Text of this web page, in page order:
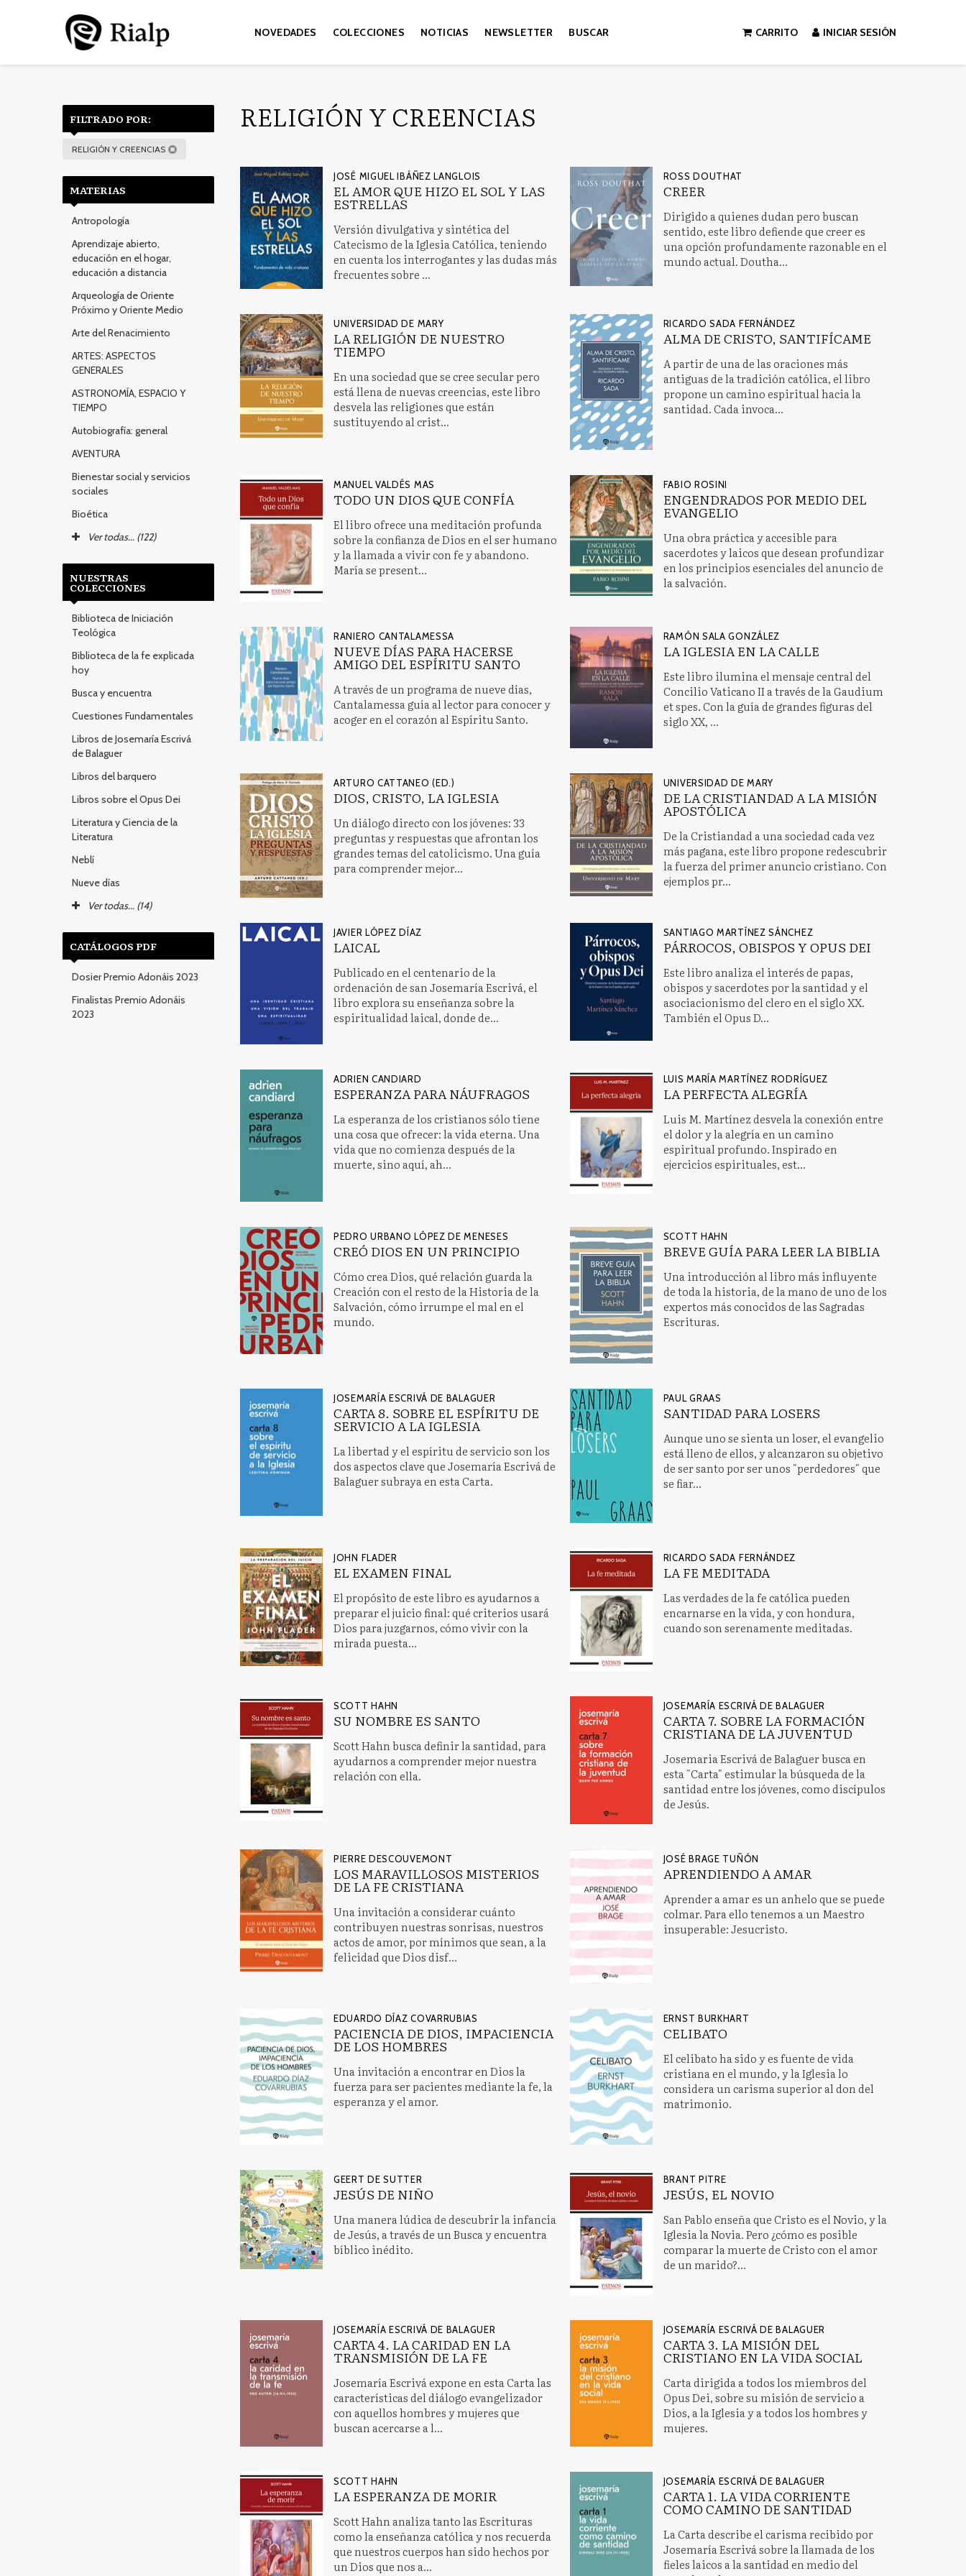
NOVEDADES COLECCIONES NOTICIAS NEWSLETTER BUSCAR CARRITO INICIAR SESIÓN
FILTRADO POR:
RELIGIÓN Y CREENCIAS
MATERIAS
Antropología
Aprendizaje abierto,
educación en el hogar,
educación a distancia
Arqueología de Oriente
Próximo y Oriente Medio
Arte del Renacimiento
ARTES: ASPECTOS
GENERALES
ASTRONOMÍA, ESPACIO Y
TIEMPO
Autobiografía: general
AVENTURA
Bienestar social y servicios
sociales
Bioética
Ver todas... (122)
NUESTRAS
COLECCIONES
Biblioteca de Iniciación
Teológica
Biblioteca de la fe explicada
hoy
Busca y encuentra
Cuestiones Fundamentales
Libros de Josemaría Escrivá
de Balaguer
Libros del barquero
Libros sobre el Opus Dei
Literatura y Ciencia de la
Literatura
Neblí
Nueve días
Ver todas... (14)
CATÁLOGOS PDF
Dosier Premio Adonáis 2023
Finalistas Premio Adonáis
2023
RELIGIÓN Y CREENCIAS
JOSÉ MIGUEL IBÁÑEZ LANGLOIS
EL AMOR QUE HIZO EL SOL Y LAS
ESTRELLAS
Versión divulgativa y sintética del
Catecismo de la Iglesia Católica, teniendo
en cuenta los interrogantes y las dudas más
frecuentes sobre ...
ROSS DOUTHAT
CREER
Dirigido a quienes dudan pero buscan
sentido, este libro defiende que creer es
una opción profundamente razonable en el
mundo actual. Doutha...
UNIVERSIDAD DE MARY
LA RELIGIÓN DE NUESTRO
TIEMPO
En una sociedad que se cree secular pero
está llena de nuevas creencias, este libro
desvela las religiones que están
sustituyendo al crist...
RICARDO SADA FERNÁNDEZ
ALMA DE CRISTO, SANTIFÍCAME
A partir de una de las oraciones más
antiguas de la tradición católica, el libro
propone un camino espiritual hacia la
santidad. Cada invoca...
MANUEL VALDÉS MAS
TODO UN DIOS QUE CONFÍA
El libro ofrece una meditación profunda
sobre la confianza de Dios en el ser humano
y la llamada a vivir con fe y abandono.
María se present...
FABIO ROSINI
ENGENDRADOS POR MEDIO DEL
EVANGELIO
Una obra práctica y accesible para
sacerdotes y laicos que desean profundizar
en los principios esenciales del anuncio de
la salvación.
RANIERO CANTALAMESSA
NUEVE DÍAS PARA HACERSE
AMIGO DEL ESPÍRITU SANTO
A través de un programa de nueve días,
Cantalamessa guía al lector para conocer y
acoger en el corazón al Espíritu Santo.
RAMÓN SALA GONZÁLEZ
LA IGLESIA EN LA CALLE
Este libro ilumina el mensaje central del
Concilio Vaticano II a través de la Gaudium
et spes. Con la guía de grandes figuras del
siglo XX, ...
ARTURO CATTANEO (ED.)
DIOS, CRISTO, LA IGLESIA
Un diálogo directo con los jóvenes: 33
preguntas y respuestas que afrontan los
grandes temas del catolicismo. Una guía
para comprender mejor...
UNIVERSIDAD DE MARY
DE LA CRISTIANDAD A LA MISIÓN
APOSTÓLICA
De la Cristiandad a una sociedad cada vez
más pagana, este libro propone redescubrir
la fuerza del primer anuncio cristiano. Con
ejemplos pr...
JAVIER LÓPEZ DÍAZ
LAICAL
Publicado en el centenario de la
ordenación de san Josemaría Escrivá, el
libro explora su enseñanza sobre la
espiritualidad laical, donde de...
SANTIAGO MARTÍNEZ SÁNCHEZ
PÁRROCOS, OBISPOS Y OPUS DEI
Este libro analiza el interés de papas,
obispos y sacerdotes por la santidad y el
asociacionismo del clero en el siglo XX.
También el Opus D...
ADRIEN CANDIARD
ESPERANZA PARA NÁUFRAGOS
La esperanza de los cristianos sólo tiene
una cosa que ofrecer: la vida eterna. Una
vida que no comienza después de la
muerte, sino aquí, ah...
LUIS MARÍA MARTÍNEZ RODRÍGUEZ
LA PERFECTA ALEGRÍA
Luis M. Martínez desvela la conexión entre
el dolor y la alegría en un camino
espiritual profundo. Inspirado en
ejercicios espirituales, est...
PEDRO URBANO LÓPEZ DE MENESES
CREÓ DIOS EN UN PRINCIPIO
Cómo crea Dios, qué relación guarda la
Creación con el resto de la Historia de la
Salvación, cómo irrumpe el mal en el
mundo.
SCOTT HAHN
BREVE GUÍA PARA LEER LA BIBLIA
Una introducción al libro más influyente
de toda la historia, de la mano de uno de los
expertos más conocidos de las Sagradas
Escrituras.
JOSEMARÍA ESCRIVÁ DE BALAGUER
CARTA 8. SOBRE EL ESPÍRITU DE
SERVICIO A LA IGLESIA
La libertad y el espíritu de servicio son los
dos aspectos clave que Josemaría Escrivá de
Balaguer subraya en esta Carta.
PAUL GRAAS
SANTIDAD PARA LOSERS
Aunque uno se sienta un loser, el evangelio
está lleno de ellos, y alcanzaron su objetivo
de ser santo por ser unos "perdedores" que
se fiar...
JOHN FLADER
EL EXAMEN FINAL
El propósito de este libro es ayudarnos a
preparar el juicio final: qué criterios usará
Dios para juzgarnos, cómo vivir con la
mirada puesta...
RICARDO SADA FERNÁNDEZ
LA FE MEDITADA
Las verdades de la fe católica pueden
encarnarse en la vida, y con hondura,
cuando son serenamente meditadas.
SCOTT HAHN
SU NOMBRE ES SANTO
Scott Hahn busca definir la santidad, para
ayudarnos a comprender mejor nuestra
relación con ella.
JOSEMARÍA ESCRIVÁ DE BALAGUER
CARTA 7. SOBRE LA FORMACIÓN
CRISTIANA DE LA JUVENTUD
Josemaria Escrivá de Balaguer busca en
esta "Carta" estimular la búsqueda de la
santidad entre los jóvenes, como discípulos
de Jesús.
PIERRE DESCOUVEMONT
LOS MARAVILLOSOS MISTERIOS
DE LA FE CRISTIANA
Una invitación a considerar cuánto
contribuyen nuestras sonrisas, nuestros
actos de amor, por mínimos que sean, a la
felicidad que Dios disf...
JOSÉ BRAGE TUÑÓN
APRENDIENDO A AMAR
Aprender a amar es un anhelo que se puede
colmar. Para ello tenemos a un Maestro
insuperable: Jesucristo.
EDUARDO DÍAZ COVARRUBIAS
PACIENCIA DE DIOS, IMPACIENCIA
DE LOS HOMBRES
Una invitación a encontrar en Dios la
fuerza para ser pacientes mediante la fe, la
esperanza y el amor.
ERNST BURKHART
CELIBATO
El celibato ha sido y es fuente de vida
cristiana en el mundo, y la Iglesia lo
considera un carisma superior al don del
matrimonio.
GEERT DE SUTTER
JESÚS DE NIÑO
Una manera lúdica de descubrir la infancia
de Jesús, a través de un Busca y encuentra
bíblico inédito.
BRANT PITRE
JESÚS, EL NOVIO
San Pablo enseña que Cristo es el Novio, y la
Iglesia la Novia. Pero ¿cómo es posible
comparar la muerte de Cristo con el amor
de un marido?...
JOSEMARÍA ESCRIVÁ DE BALAGUER
CARTA 4. LA CARIDAD EN LA
TRANSMISIÓN DE LA FE
Josemaría Escrivá expone en esta Carta las
características del diálogo evangelizador
con aquellos hombres y mujeres que
buscan acercarse a l...
JOSEMARÍA ESCRIVÁ DE BALAGUER
CARTA 3. LA MISIÓN DEL
CRISTIANO EN LA VIDA SOCIAL
Carta dirigida a todos los miembros del
Opus Dei, sobre su misión de servicio a
Dios, a la Iglesia y a todos los hombres y
mujeres.
SCOTT HAHN
LA ESPERANZA DE MORIR
Scott Hahn analiza tanto las Escrituras
como la enseñanza católica y nos recuerda
que nuestros cuerpos han sido hechos por
un Dios que nos a...
JOSEMARÍA ESCRIVÁ DE BALAGUER
CARTA 1. LA VIDA CORRIENTE
COMO CAMINO DE SANTIDAD
La Carta describe el carisma recibido por
Josemaría Escrivá sobre la llamada de los
fieles laicos a la santidad en medio del